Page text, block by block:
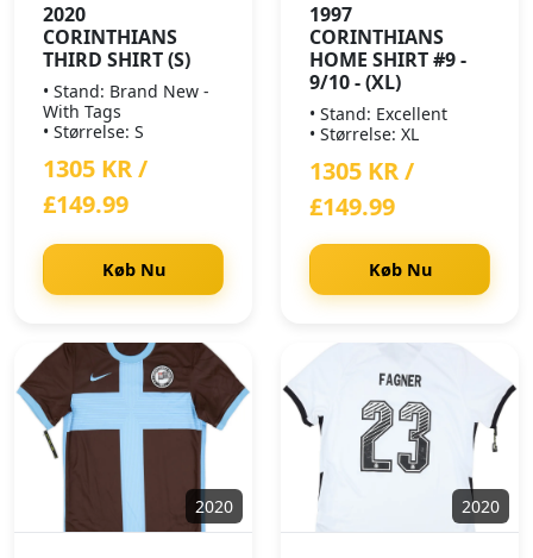
2020
CORINTHIANS
THIRD SHIRT (S)
• Stand: Brand New -
With Tags
• Størrelse: S
1305 KR /
£149.99
Køb Nu
1997
CORINTHIANS
HOME SHIRT #9 -
9/10 - (XL)
• Stand: Excellent
• Størrelse: XL
1305 KR /
£149.99
Køb Nu
2020 2020